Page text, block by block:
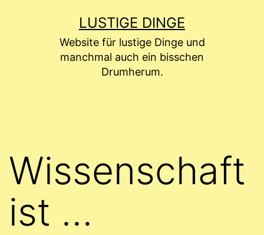
LUSTIGE DINGE
Website für lustige Dinge und
manchmal auch ein bisschen
Drumherum.
Wissenschaft
ist …